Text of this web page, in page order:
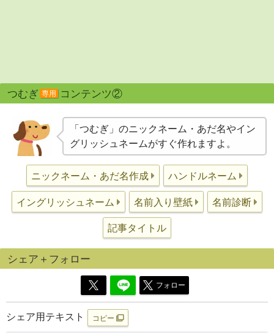
つむぎ 専用 コンテンツ②
「つむぎ」のニックネーム・あだ名やイン
グリッシュネームがすぐ作れますよ。
ニックネーム・あだ名作成 ハンドルネーム
イングリッシュネーム 名前入り壁紙 名前診断
記事タイトル
シェア＋フォロー
フォロー
シェア用テキスト コピー